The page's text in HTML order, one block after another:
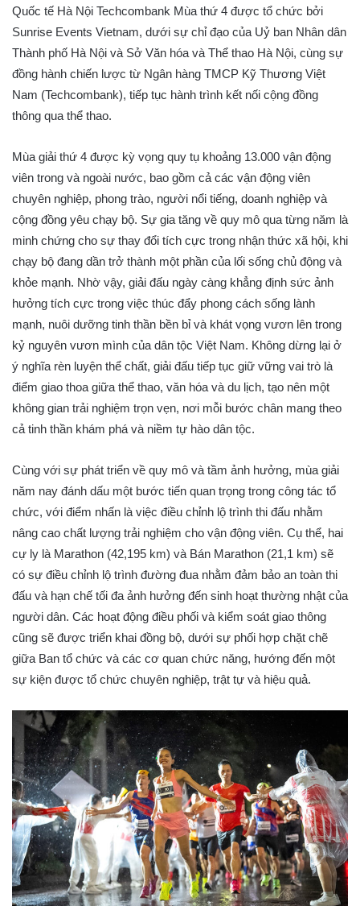
Quốc tế Hà Nội Techcombank Mùa thứ 4 được tổ chức bởi
Sunrise Events Vietnam, dưới sự chỉ đạo của Uỷ ban Nhân dân
Thành phố Hà Nội và Sở Văn hóa và Thể thao Hà Nội, cùng sự
đồng hành chiến lược từ Ngân hàng TMCP Kỹ Thương Việt
Nam (Techcombank), tiếp tục hành trình kết nối cộng đồng
thông qua thể thao.
Mùa giải thứ 4 được kỳ vọng quy tụ khoảng 13.000 vận động
viên trong và ngoài nước, bao gồm cả các vận động viên
chuyên nghiệp, phong trào, người nổi tiếng, doanh nghiệp và
cộng đồng yêu chạy bộ. Sự gia tăng về quy mô qua từng năm là
minh chứng cho sự thay đổi tích cực trong nhận thức xã hội, khi
chạy bộ đang dần trở thành một phần của lối sống chủ động và
khỏe mạnh. Nhờ vậy, giải đấu ngày càng khẳng định sức ảnh
hưởng tích cực trong việc thúc đẩy phong cách sống lành
mạnh, nuôi dưỡng tinh thần bền bỉ và khát vọng vươn lên trong
kỷ nguyên vươn mình của dân tộc Việt Nam. Không dừng lại ở
ý nghĩa rèn luyện thể chất, giải đấu tiếp tục giữ vững vai trò là
điểm giao thoa giữa thể thao, văn hóa và du lịch, tạo nên một
không gian trải nghiệm trọn vẹn, nơi mỗi bước chân mang theo
cả tinh thần khám phá và niềm tự hào dân tộc.
Cùng với sự phát triển về quy mô và tầm ảnh hưởng, mùa giải
năm nay đánh dấu một bước tiến quan trọng trong công tác tổ
chức, với điểm nhấn là việc điều chỉnh lộ trình thi đấu nhằm
nâng cao chất lượng trải nghiệm cho vận động viên. Cụ thể, hai
cự ly là Marathon (42,195 km) và Bán Marathon (21,1 km) sẽ
có sự điều chỉnh lộ trình đường đua nhằm đảm bảo an toàn thi
đấu và hạn chế tối đa ảnh hưởng đến sinh hoạt thường nhật của
người dân. Các hoạt động điều phối và kiểm soát giao thông
cũng sẽ được triển khai đồng bộ, dưới sự phối hợp chặt chẽ
giữa Ban tổ chức và các cơ quan chức năng, hướng đến một
sự kiện được tổ chức chuyên nghiệp, trật tự và hiệu quả.